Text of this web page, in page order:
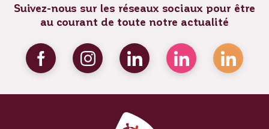
Suivez-nous sur les réseaux sociaux pour être
au courant de toute notre actualité